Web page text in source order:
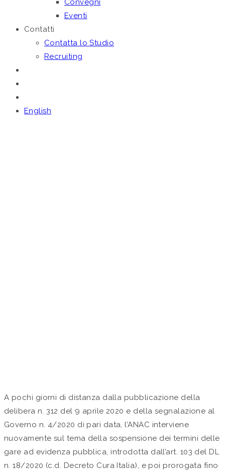
Convegni
Eventi
Contatti
Contatta lo Studio
Recruiting
English
A pochi giorni di distanza dalla pubblicazione della
delibera n. 312 del 9 aprile 2020 e della segnalazione al
Governo n. 4/2020 di pari data, l’ANAC interviene
nuovamente sul tema della sospensione dei termini delle
gare ad evidenza pubblica, introdotta dall’art. 103 del DL
n. 18/2020 (c.d. Decreto Cura Italia), e poi prorogata fino